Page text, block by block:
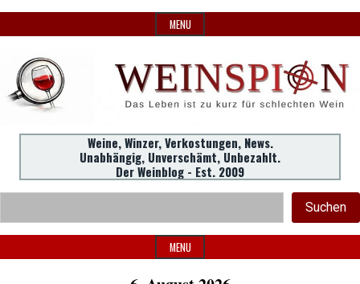
to
MENU
WeinSpion
|
Weine,
Winzer,
Verkostungen.
Header
Widget
Area
Weine, Winzer, Verkostungen, News.
Unabhängig, Unverschämt, Unbezahlt.
Der Weinblog - Est. 2009
Suchen
MENU